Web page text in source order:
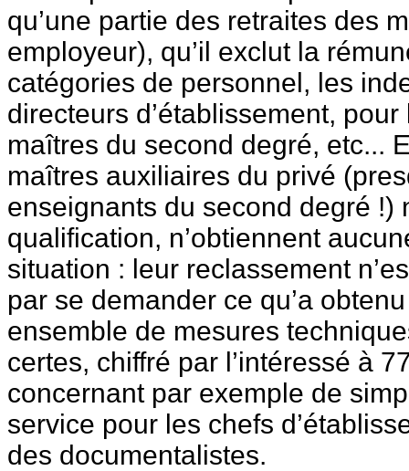
qu’une partie des retraites des
employeur), qu’il exclut la
catégories de personnel, les
directeurs d’établissement,
maîtres du second degré, etc...
maîtres auxiliaires du privé
enseignants du second degré !)
qualification, n’obtiennent
situation : leur reclassement
par se demander ce qu’a
ensemble de mesures
certes, chiffré par l’intéressé à
concernant par exemple de
service pour les chefs
des documentalistes.